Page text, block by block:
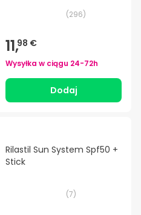
(296)
11,98 €
Wysyłka w ciągu 24-72h
Dodaj
Rilastil Sun System Spf50 +
Stick
(7)